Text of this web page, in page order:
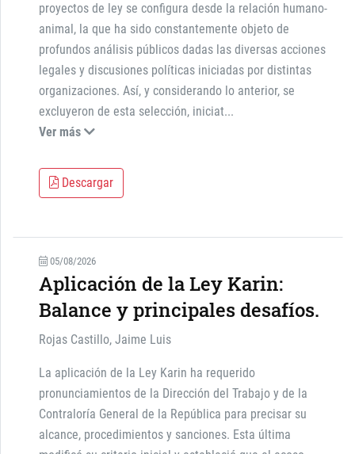
proyectos de ley se configura desde la relación humano-
animal, la que ha sido constantemente objeto de
profundos análisis públicos dadas las diversas acciones
legales y discusiones políticas iniciadas por distintas
organizaciones. Así, y considerando lo anterior, se
excluyeron de esta selección, iniciat...
Ver más
Descargar
05/08/2026
Aplicación de la Ley Karin:
Balance y principales desafíos.
Rojas Castillo, Jaime Luis
La aplicación de la Ley Karin ha requerido
pronunciamientos de la Dirección del Trabajo y de la
Contraloría General de la República para precisar su
alcance, procedimientos y sanciones. Esta última